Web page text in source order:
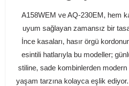
A158WEM ve AQ-230EM, hem
uyum sağlayan zamansız bir
İnce kasaları, hasır örgü
esintili hatlarıyla bu modeller;
stiline, sade kombinlerden
yaşam tarzına kolayca eşlik